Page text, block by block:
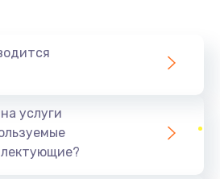
Заказать
услуги